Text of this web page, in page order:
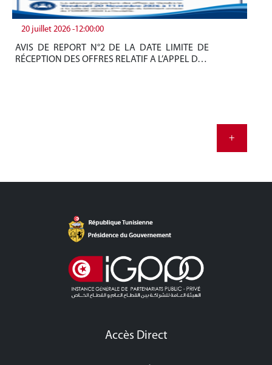
20 juillet 2026 -12:00:00
AVIS DE REPORT N°2 DE LA DATE LIMITE DE
RÉCEPTION DES OFFRES RELATIF A L’APPEL D…
+
Accès Direct